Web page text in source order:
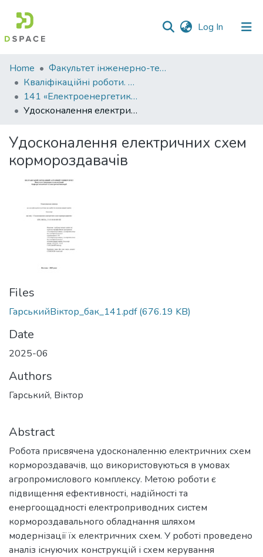
Log In (current)
Communities
&
Collections
All of DSpace
Statistics
Home
Факультет інженерно-технологічний
Кваліфікаційні роботи. Факультет інженерно-технологічний
141 «Електроенергетика, електротехніка та електромеханіка» - Бакалаври 2024-2025
Удосконалення електричних схем кормороздавачів
Удосконалення електричних схем
кормороздавачів
Files
ГарськийВіктор_бак_141.pdf(676.19 KB)
Date
2025-06
Authors
Гарський, Віктор
Abstract
Робота присвячена удосконаленню електричних схем
кормороздавачів, що використовуються в умовах
агропромислового комплексу. Метою роботи є
підвищення ефективності, надійності та
енергоощадності електроприводних систем
кормороздавального обладнання шляхом
модернізації їх електричних схем. У роботі проведено
аналіз існуючих конструкцій і схем керування